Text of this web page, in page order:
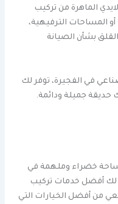
الماهرة من تركيب
المساحات الترفيهية،
بشأن الصيانة
في الفجيرة، توفر لك
حديقة جميلة ودائمة.
خضراء وملهمة في
لك أفضل خدمات تركيب
من أفضل الخيارات التي